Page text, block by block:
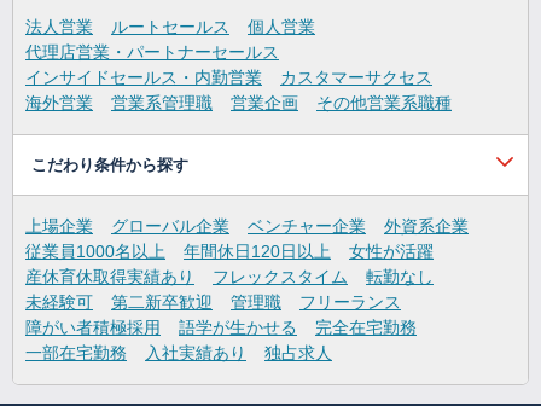
法人営業 ルートセールス
個人営業
代理店営業・パートナーセールス
インサイドセールス・内勤営業
カスタマーサクセス
海外営業
営業系管理職 営業企画 その他営業系職種
こだわり条件から探す
上場企業 グローバル企業 ベンチャー企業
外資系企業
従業員1000名以上
年間休日120日以上
女性が活躍
産休育休取得実績あり
フレックスタイム
転勤なし
未経験可
第二新卒歓迎 管理職
フリーランス
障がい者積極採用
語学が生かせる
完全在宅勤務
一部在宅勤務
入社実績あり 独占求人